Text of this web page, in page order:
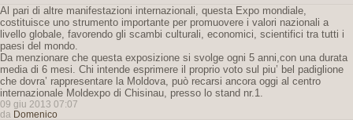
Al pari di altre manifestazioni internazionali, questa Expo mondiale,
costituisce uno strumento importante per promuovere i valori nazionali a
livello globale, favorendo gli scambi culturali, economici, scientifici tra tutti i
paesi del mondo.
Da menzionare che questa exposizione si svolge ogni 5 anni,con una durata
media di 6 mesi. Chi intende esprimere il proprio voto sul piu’ bel padiglione
che dovra’ rappresentare la Moldova, può recarsi ancora oggi al centro
internazionale Moldexpo di Chisinau, presso lo stand nr.1.
09 giu 2013 07:07
da Domenico